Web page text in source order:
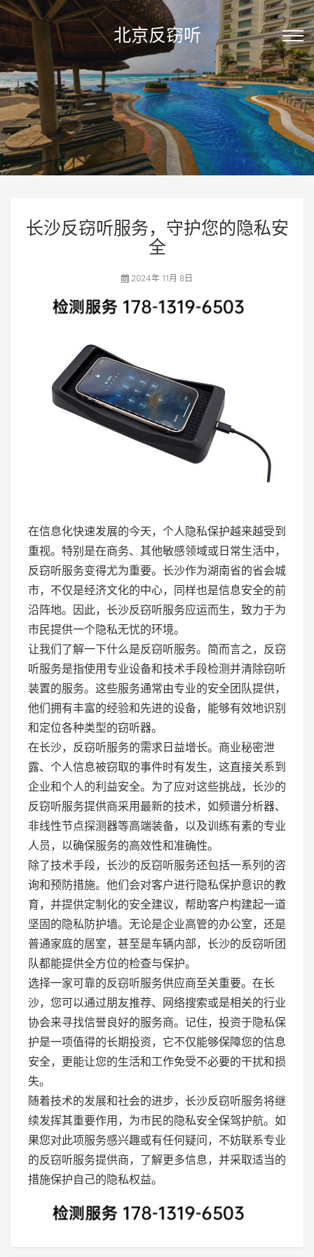
北京反窃听
长沙反窃听服务，守护您的隐私安
全
2024年 11月 8日
在信息化快速发展的今天，个人隐私保护越来越受到
重视。特别是在商务、其他敏感领域或日常生活中，
反窃听服务变得尤为重要。长沙作为湖南省的省会城
市，不仅是经济文化的中心，同样也是信息安全的前
沿阵地。因此，长沙反窃听服务应运而生，致力于为
市民提供一个隐私无忧的环境。
让我们了解一下什么是反窃听服务。简而言之，反窃
听服务是指使用专业设备和技术手段检测并清除窃听
装置的服务。这些服务通常由专业的安全团队提供，
他们拥有丰富的经验和先进的设备，能够有效地识别
和定位各种类型的窃听器。
在长沙，反窃听服务的需求日益增长。商业秘密泄
露、个人信息被窃取的事件时有发生，这直接关系到
企业和个人的利益安全。为了应对这些挑战，长沙的
反窃听服务提供商采用最新的技术，如频谱分析器、
非线性节点探测器等高端装备，以及训练有素的专业
人员，以确保服务的高效性和准确性。
除了技术手段，长沙的反窃听服务还包括一系列的咨
询和预防措施。他们会对客户进行隐私保护意识的教
育，并提供定制化的安全建议，帮助客户构建起一道
坚固的隐私防护墙。无论是企业高管的办公室，还是
普通家庭的居室，甚至是车辆内部，长沙的反窃听团
队都能提供全方位的检查与保护。
选择一家可靠的反窃听服务供应商至关重要。在长
沙，您可以通过朋友推荐、网络搜索或是相关的行业
协会来寻找信誉良好的服务商。记住，投资于隐私保
护是一项值得的长期投资，它不仅能够保障您的信息
安全，更能让您的生活和工作免受不必要的干扰和损
失。
随着技术的发展和社会的进步，长沙反窃听服务将继
续发挥其重要作用，为市民的隐私安全保驾护航。如
果您对此项服务感兴趣或有任何疑问，不妨联系专业
的反窃听服务提供商，了解更多信息，并采取适当的
措施保护自己的隐私权益。